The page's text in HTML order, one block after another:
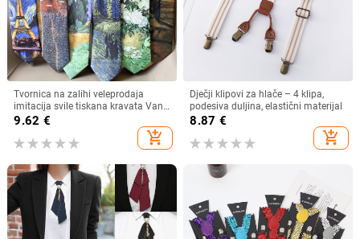
Tvornica na zalihi veleprodaja
imitacija svile tiskana kravata Van
Gogh uljana slika serija kravata
antikna američka retro ležerna
9.62 €
add_shopping_cart
Dječji klipovi za hlače – 4 klipa,
podesiva duljina, elastični materijal
8.87 €
add_shopping_cart